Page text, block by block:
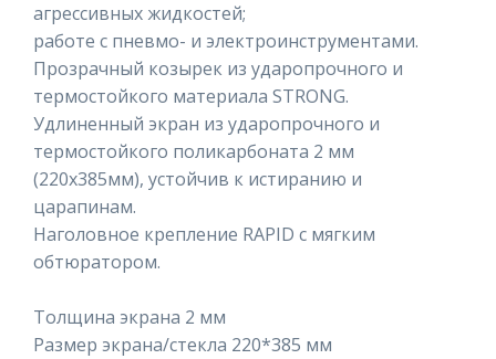
агрессивных жидкостей;
работе с пневмо- и электроинструментами.
Прозрачный козырек из ударопрочного и
термостойкого материала STRONG.
Удлиненный экран из ударопрочного и
термостойкого поликарбоната 2 мм
(220х385мм), устойчив к истиранию и
царапинам.
Наголовное крепление RAPID с мягким
обтюратором.
Толщина экрана 2 мм
Размер экрана/стекла 220*385 мм